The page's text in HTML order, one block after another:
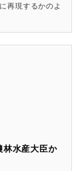
再現するかのよ
水産大臣か